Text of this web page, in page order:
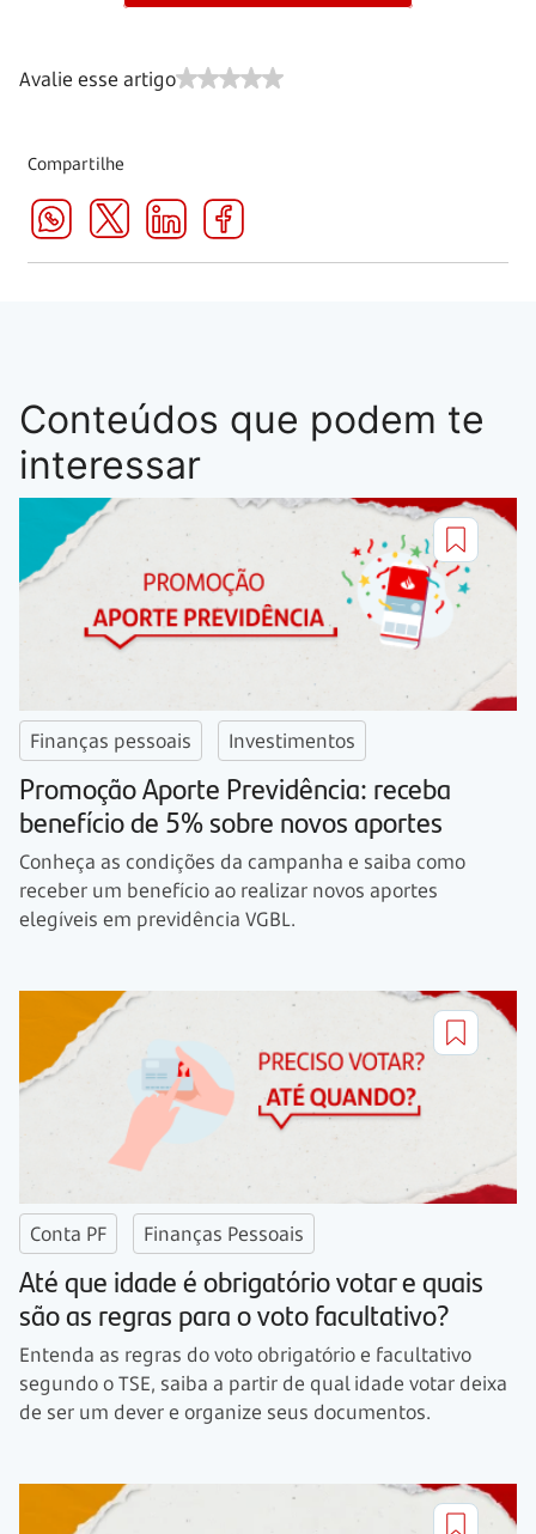
Avalie esse artigo
Compartilhe
Conteúdos que podem te
interessar
Finanças pessoais Investimentos
Promoção Aporte Previdência: receba
benefício de 5% sobre novos aportes
Conheça as condições da campanha e saiba como
receber um benefício ao realizar novos aportes
elegíveis em previdência VGBL.
Conta PF Finanças Pessoais
Até que idade é obrigatório votar e quais
são as regras para o voto facultativo?
Entenda as regras do voto obrigatório e facultativo
segundo o TSE, saiba a partir de qual idade votar deixa
de ser um dever e organize seus documentos.